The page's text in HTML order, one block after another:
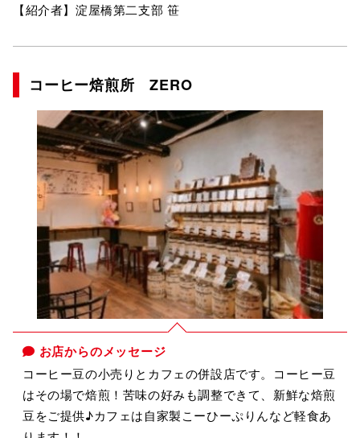
【紹介者】淀屋橋第二支部 笹
コーヒー焙煎所 ZERO
お店からのメッセージ
コーヒー豆の小売りとカフェの併設店です。コーヒー豆
はその場で焙煎！苦味の好みも調整できて、新鮮な焙煎
豆をご提供♪カフェは自家製こーひーぷりんなど軽食あ